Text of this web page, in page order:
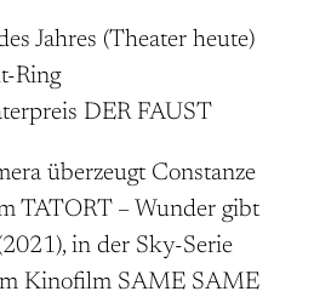
Jahres (Theater heute)
Ring
DER FAUST
überzeugt Constanze
TATORT – Wunder gibt
in der Sky-Serie
Kinofilm SAME SAME